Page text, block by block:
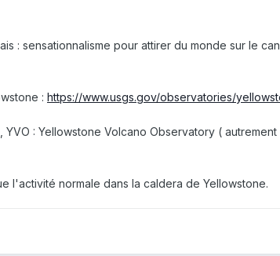
: sensationnalisme pour attirer du monde sur le
: https://www.usgs.gov/observatories/
YVO : Yellowstone Volcano Observatory (
l'activité normale dans la caldera de Yellowstone.